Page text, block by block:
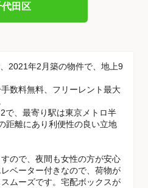
代田区
2021年2月築の物件で、地上9
数料無料、フリーレント最大
で、最寄り駅は東京メトロ半
距離にあり利便性の良い立地
ので、夜間も女性の方が安心
ベーター付きなので、荷物が
ムーズです。宅配ボックスが